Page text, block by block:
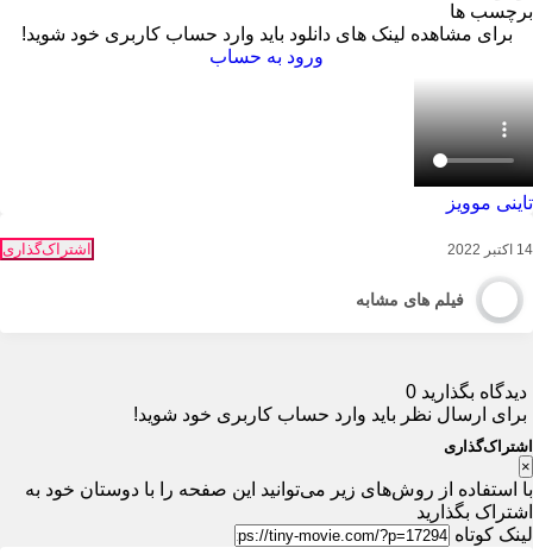
برچسب ها
برای مشاهده لینک های دانلود باید وارد حساب کاربری خود شوید!
ورود به حساب
تاینی موویز
14 اکتبر 2022 اشتراک‌گذاری
فیلم های مشابه
دیدگاه بگذارید 0
برای ارسال نظر باید وارد حساب کاربری خود شوید!
اشتراک‌گذاری
×
با استفاده از روش‌های زیر می‌توانید این صفحه را با دوستان خود به
اشتراک بگذارید
لینک کوتاه